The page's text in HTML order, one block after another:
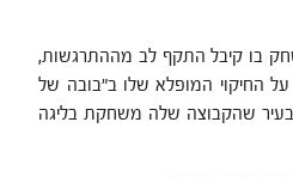
בו קיבל התקף לב מההתרגשות,
החיקוי המופלא שלו ב"בובה של
בעיר שהקבוצה שלה משחקת בליגה